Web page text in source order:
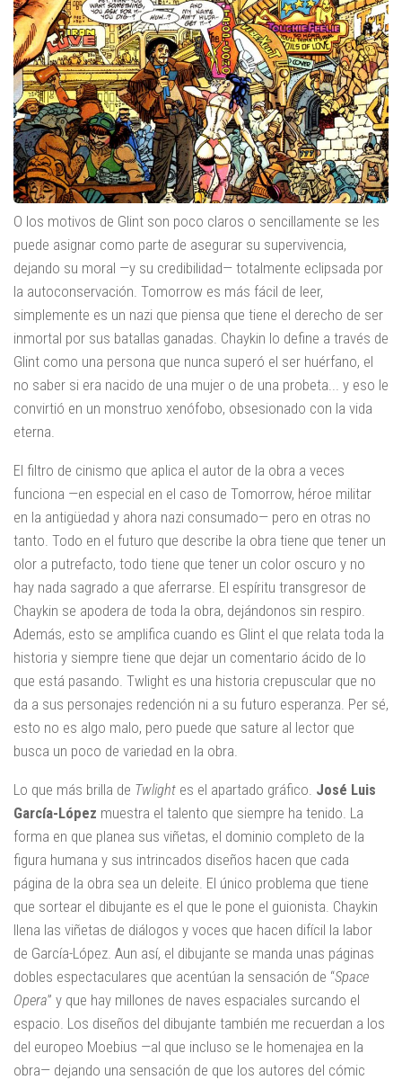
O los motivos de Glint son poco claros o sencillamente se les
puede asignar como parte de asegurar su supervivencia,
dejando su moral —y su credibilidad— totalmente eclipsada por
la autoconservación. Tomorrow es más fácil de leer,
simplemente es un nazi que piensa que tiene el derecho de ser
inmortal por sus batallas ganadas. Chaykin lo define a través de
Glint como una persona que nunca superó el ser huérfano, el
no saber si era nacido de una mujer o de una probeta... y eso le
convirtió en un monstruo xenófobo, obsesionado con la vida
eterna.
El filtro de cinismo que aplica el autor de la obra a veces
funciona —en especial en el caso de Tomorrow, héroe militar
en la antigüedad y ahora nazi consumado— pero en otras no
tanto. Todo en el futuro que describe la obra tiene que tener un
olor a putrefacto, todo tiene que tener un color oscuro y no
hay nada sagrado a que aferrarse. El espíritu transgresor de
Chaykin se apodera de toda la obra, dejándonos sin respiro.
Además, esto se amplifica cuando es Glint el que relata toda la
historia y siempre tiene que dejar un comentario ácido de lo
que está pasando. Twlight es una historia crepuscular que no
da a sus personajes redención ni a su futuro esperanza. Per sé,
esto no es algo malo, pero puede que sature al lector que
busca un poco de variedad en la obra.
Lo que más brilla de Twlight es el apartado gráfico. José Luis
García-López muestra el talento que siempre ha tenido. La
forma en que planea sus viñetas, el dominio completo de la
figura humana y sus intrincados diseños hacen que cada
página de la obra sea un deleite. El único problema que tiene
que sortear el dibujante es el que le pone el guionista. Chaykin
llena las viñetas de diálogos y voces que hacen difícil la labor
de García-López. Aun así, el dibujante se manda unas páginas
dobles espectaculares que acentúan la sensación de “Space
Opera” y que hay millones de naves espaciales surcando el
espacio. Los diseños del dibujante también me recuerdan a los
del europeo Moebius —al que incluso se le homenajea en la
obra— dejando una sensación de que los autores del cómic